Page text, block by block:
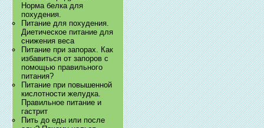
Норма белка для
похудения.
Питание для похудения.
Диетическое питание для
снижения веса
Питание при запорах. Как
избавиться от запоров с
помощью правильного
питания?
Питание при повышенной
кислотности желудка.
Правильное питание и
гастрит
Пить до еды или после